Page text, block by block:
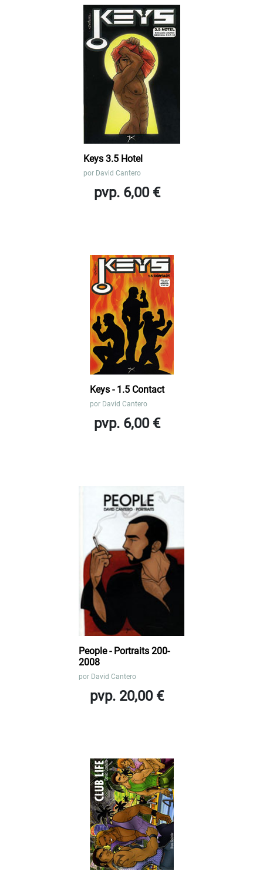
Keys 3.5 Hotel
por David Cantero
pvp. 6,00 €
Keys - 1.5 Contact
por David Cantero
pvp. 6,00 €
People - Portraits 200-
2008
por David Cantero
pvp. 20,00 €